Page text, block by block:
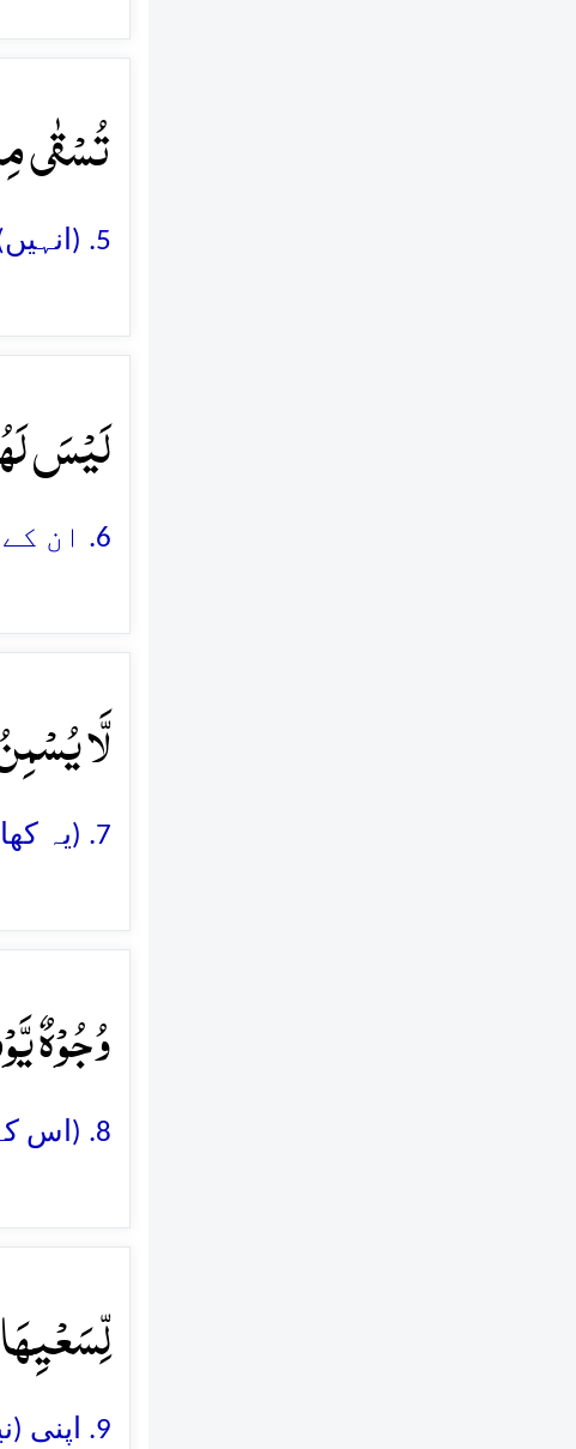
تُسۡقٰی
5. (انہیں) کھولتے ہوئے چشمہ سے (پانی) پلایا جائے گا
لَیۡسَ
6. ان کے لئے خاردار خشک زہریلی جھاڑیوں کے سوا کچھ کھانا نہ ہوگا
لَّا
7. (یہ کھانا) نہ فربہ کرے گا اور نہ بھوک ہی دور کرے گا
وُجُوۡہٌ
8. (اس کے برعکس) اس دن بہت سے چہرے (حسین) بارونق اور ترو تازہ ہوں گے
9. اپنی (نیک) کاوشوں کے باعث خوش و خرم ہوں گے